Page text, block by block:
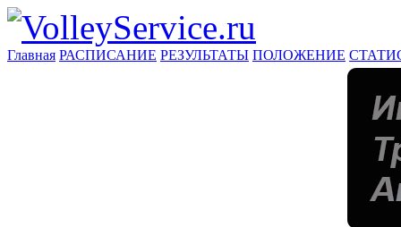
Главная РАСПИСАНИЕ РЕЗУЛЬТАТЫ ПОЛОЖЕНИЕ